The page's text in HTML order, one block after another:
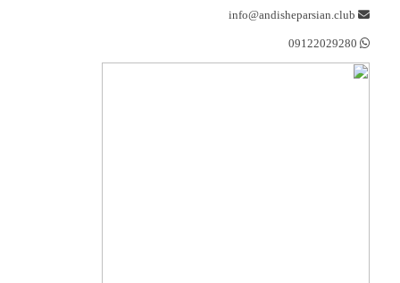
info@andisheparsian.club
09122029280